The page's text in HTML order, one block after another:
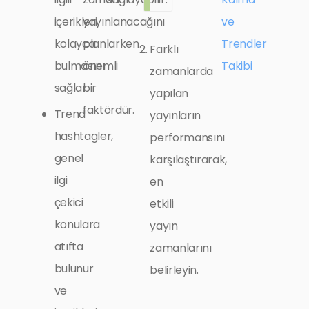
içerikleri
kolayca
bulmasını
sağlar.
Trend
hashtagler,
genel
ilgi
çekici
konulara
atıfta
bulunur
ve
yayınlanacağını
planlarken
önemli
bir
faktördür.
Farklı
zamanlarda
yapılan
yayınların
performansını
karşılaştırarak,
en
etkili
yayın
zamanlarını
belirleyin.
ve
Trendler
Takibi